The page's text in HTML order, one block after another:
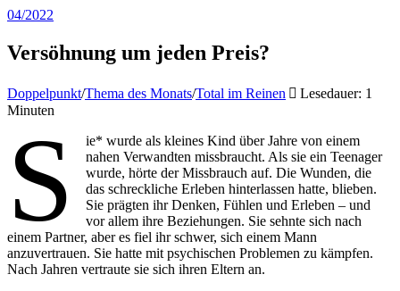
04/2022
Versöhnung um jeden Preis?
Doppelpunkt/Thema des Monats/Total im Reinen
Lesedauer: 1
Minuten
S
ie* wurde als kleines Kind über Jahre von einem
nahen Verwandten missbraucht. Als sie ein Teenager
wurde, hörte der Missbrauch auf. Die Wunden, die
das schreckliche Erleben hinterlassen hatte, blieben.
Sie prägten ihr Denken, Fühlen und Erleben – und
vor allem ihre Beziehungen. Sie sehnte sich nach
einem Partner, aber es fiel ihr schwer, sich einem Mann
anzuvertrauen. Sie hatte mit psychischen Problemen zu kämpfen.
Nach Jahren vertraute sie sich ihren Eltern an.